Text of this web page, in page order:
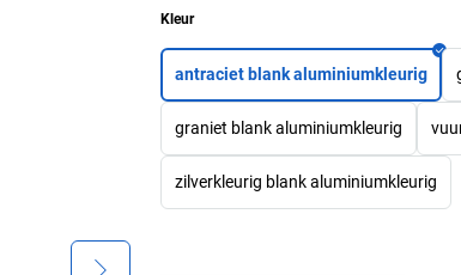
Kleur
antraciet blank aluminiumkleurig
graniet blank aluminiumkleurig
zilverkleurig blank aluminiumkleurig